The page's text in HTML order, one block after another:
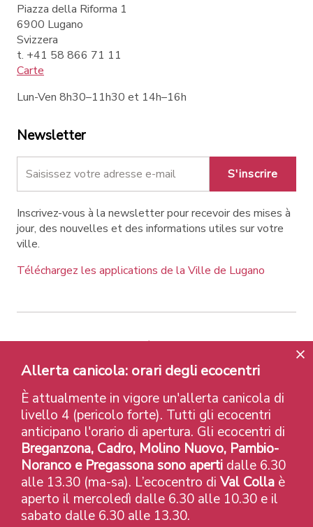
Piazza della Riforma 1
6900 Lugano
Svizzera
t. +41 58 866 71 11
Carte
Lun-Ven 8h30–11h30 et 14h–16h
Newsletter
S'inscrire
Inscrivez-vous à la newsletter pour recevoir des mises à
jour, des nouvelles et des informations utiles sur votre
ville.
Téléchargez les applications de la Ville de Lugano
Contatti Liens
Avis légal
Politique de confidentialité
Labels et Distinctions
Credits
© 2026 Città di Lugano
Allerta canicola: orari degli ecocentri
È attualmente in vigore un'allerta canicola di
livello 4 (pericolo forte). Tutti gli ecocentri
anticipano l'orario di apertura. Gli ecocentri di
Breganzona, Cadro, Molino Nuovo, Pambio-
Noranco e Pregassona sono aperti dalle 6.30
alle 13.30 (ma-sa). L’ecocentro di Val Colla è
aperto il mercoledì dalle 6.30 alle 10.30 e il
sabato dalle 6.30 alle 13.30.